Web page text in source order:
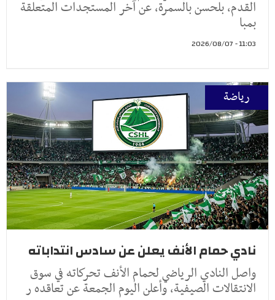
القدم، بلحسن بالسمرة، عن آخر المستجدات المتعلقة
بمبا
11:03 - 2026/08/07
رياضة
نادي حمام الأنف يعلن عن سادس انتداباته
واصل النادي الرياضي لحمام الأنف تحركاته في سوق
الانتقالات الصيفية، وأعلن اليوم الجمعة عن تعاقده ر